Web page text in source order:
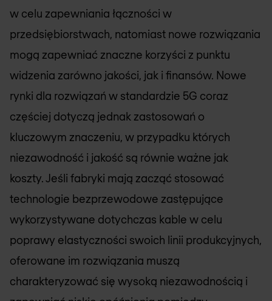
w celu zapewniania łączności w
przedsiębiorstwach, natomiast nowe rozwiązania
mogą zapewniać znaczne korzyści z punktu
widzenia zarówno jakości, jak i finansów. Nowe
rynki dla rozwiązań w standardzie 5G coraz
częściej dotyczą jednak zastosowań o
kluczowym znaczeniu, w przypadku których
niezawodność i jakość są równie ważne jak
koszty. Jeśli fabryki mają zacząć stosować
technologie bezprzewodowe zastępujące
wykorzystywane dotychczas kable w celu
poprawy elastyczności swoich linii produkcyjnych,
oferowane im rozwiązania muszą
charakteryzować się wysoką niezawodnością i